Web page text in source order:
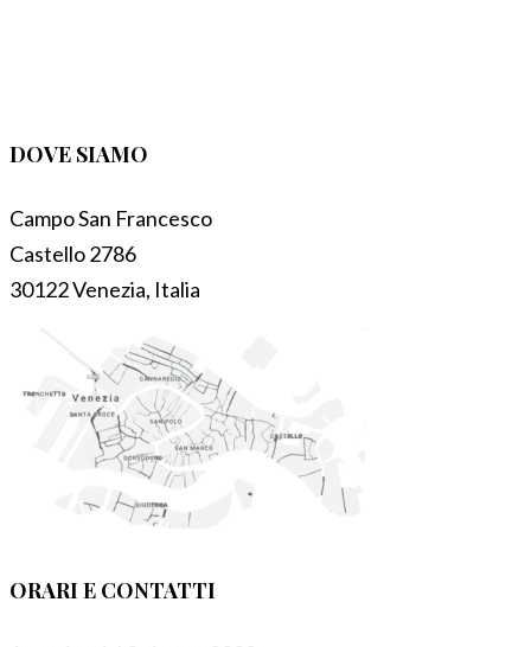
DOVE SIAMO
Campo San Francesco
Castello 2786
30122 Venezia, Italia
ORARI E CONTATTI